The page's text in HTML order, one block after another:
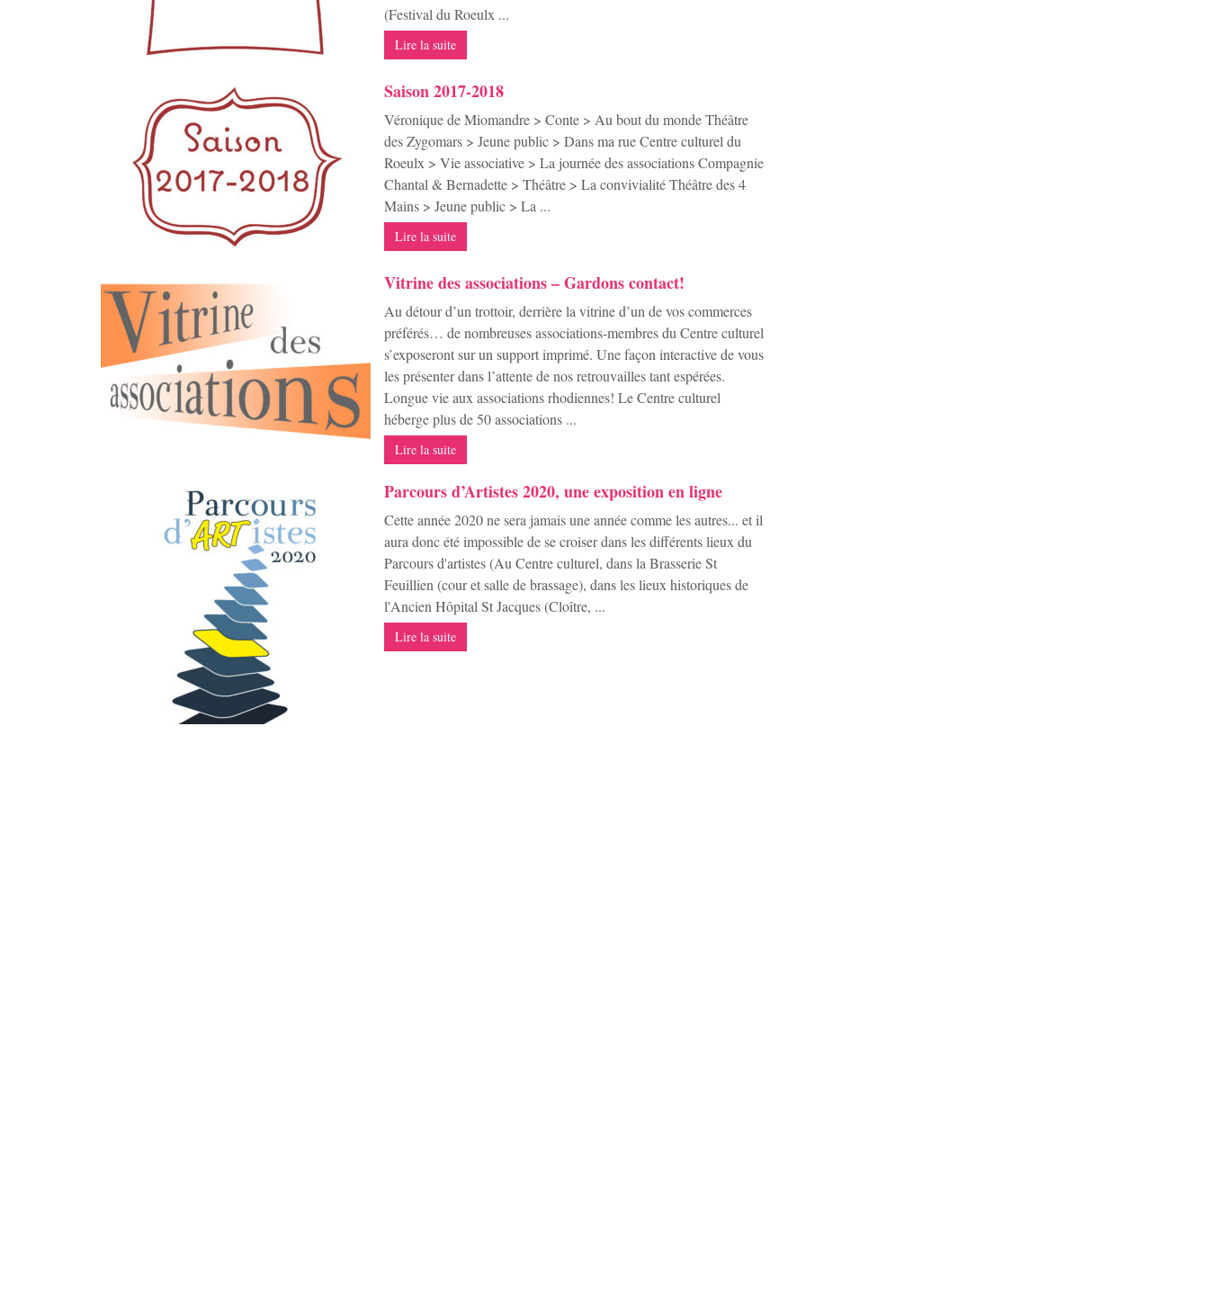
(Festival du Roeulx ...
Lire la suite
Saison 2017-2018
Véronique de Miomandre > Conte > Au bout du monde Théâtre
des Zygomars > Jeune public > Dans ma rue Centre culturel du
Roeulx > Vie associative > La journée des associations Compagnie
Chantal & Bernadette > Théâtre > La convivialité Théâtre des 4
Mains > Jeune public > La ...
Lire la suite
Vitrine des associations – Gardons contact!
Au détour d’un trottoir, derrière la vitrine d’un de vos commerces
préférés… de nombreuses associations-membres du Centre culturel
s’exposeront sur un support imprimé. Une façon interactive de vous
les présenter dans l’attente de nos retrouvailles tant espérées.
Longue vie aux associations rhodiennes! Le Centre culturel
héberge plus de 50 associations ...
Lire la suite
Parcours d’Artistes 2020, une exposition en ligne
Cette année 2020 ne sera jamais une année comme les autres... et il
aura donc été impossible de se croiser dans les différents lieux du
Parcours d'artistes (Au Centre culturel, dans la Brasserie St
Feuillien (cour et salle de brassage), dans les lieux historiques de
l'Ancien Hôpital St Jacques (Cloître, ...
Lire la suite